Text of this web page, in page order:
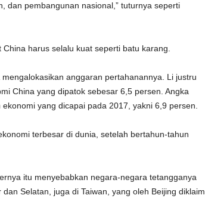
dan pembangunan nasional,” tuturnya seperti
harus selalu kuat seperti batu karang.
anggaran pertahanannya. Li justru
China yang dipatok sebesar 6,5 persen. Angka
yang dicapai pada 2017, yakni 6,9 persen.
terbesar di dunia, setelah bertahun-tahun
itu menyebabkan negara-negara tetangganya
Selatan, juga di Taiwan, yang oleh Beijing diklaim